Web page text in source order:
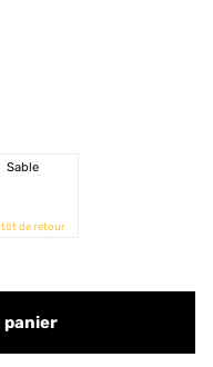
Sable
de retour
panier